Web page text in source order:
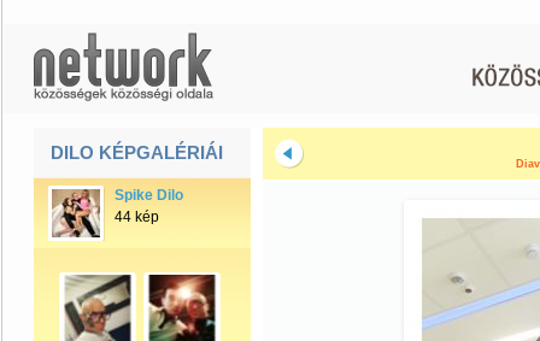
DILO KÉPGALÉRIÁI
Spike Dilo
44 kép